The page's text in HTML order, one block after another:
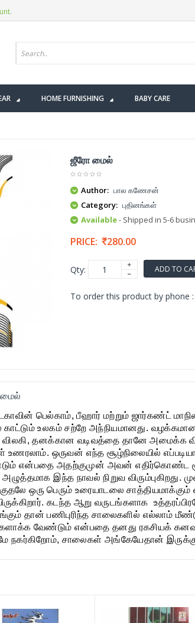
.
HOME FURNISHING BABY CARE
ஜீரோ மைல்
Author: பால கணேசன்
Category: புதினங்கள்
Available- Shipped in 5-6
PRICE: 280.00
Qty: ADD TO
To order this product by phone :
பெல்காம், பீஹார் மற்றும் ஜார்கண்ட்
காட்டும் உலகம் சற்றே அந்நியமானது.
விலகி, தனக்கான வடிவத்தை தானே அமைக்க
உணரலாம். ஒருவன் எந்த சூழ்நிலையில்
என்பதை அதற்குமுன் அவன் எதிர்கொண்ட
அழுத்தமாக இந்த நாவல் நிறுவ விரும்புகிறது.
ஒரு பெரும் உரையாடலை
கடந்த ஆறு வருடங்களாக
தான் பணிபுரிந்த சாலைகளில் எல்லாம்
வேண்டும் என்பதை தனது ரகசியக்
நகர்கிறோம், சாலைகள் அங்கேயேதான்